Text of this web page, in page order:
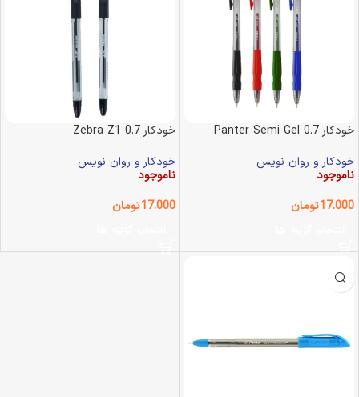
خودکار Panter Semi Gel 0.7
خودکار و روان نویس
ناموجود
17.000تومان
خودکار Zebra Z1 0.7
خودکار و روان نویس
ناموجود
17.000تومان